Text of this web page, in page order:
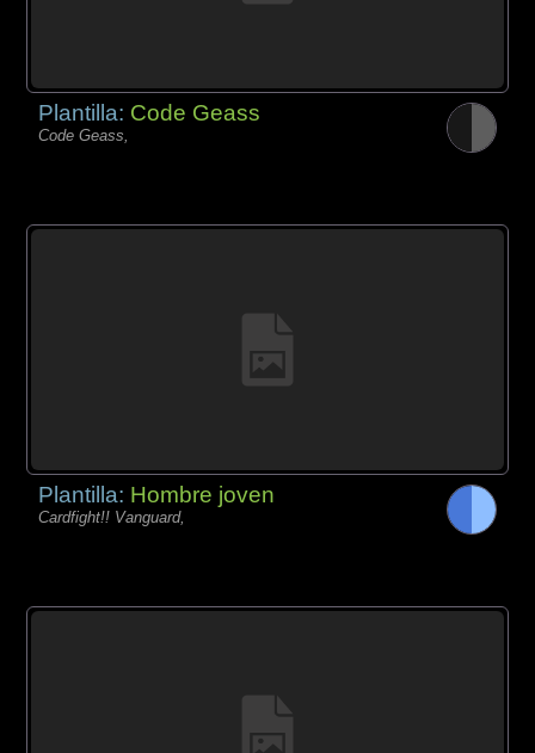
Plantilla: Code Geass
Code Geass,
Plantilla: Hombre joven
Cardfight!! Vanguard,